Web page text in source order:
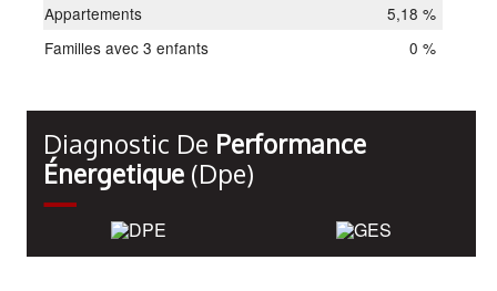
Appartements
5,18 %
Familles avec 3 enfants
0 %
Diagnostic De Performance
Énergetique (dpe)